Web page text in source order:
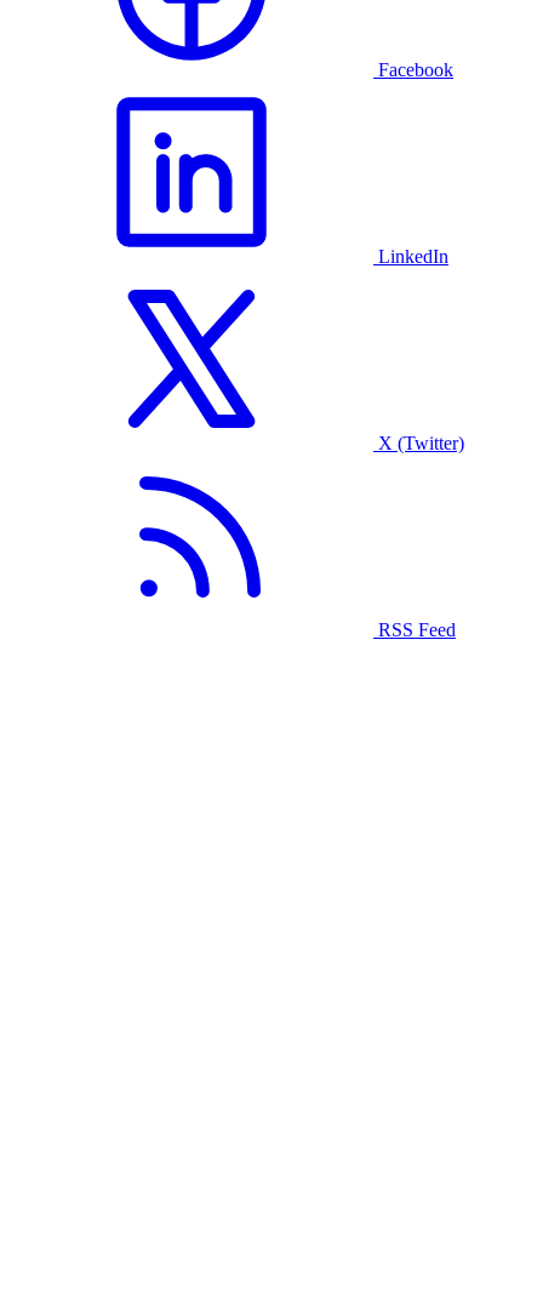
Facebook
LinkedIn
X (Twitter)
RSS Feed